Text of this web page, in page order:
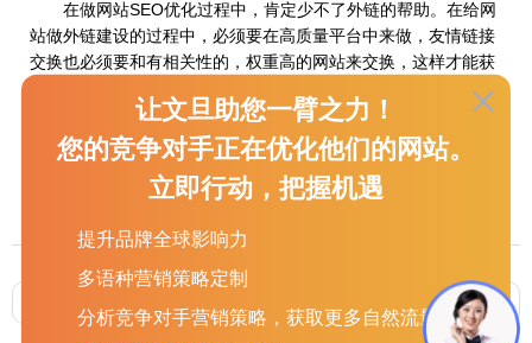
在做网站SEO优化过程中，肯定少不了外链的帮助。在给网
站做外链建设的过程中，必须要在高质量平台中来做，友情链接
交换也必须要和有相关性的，权重高的网站来交换，这样才能获
总之，想要做好网站SEO优化，就可以利用上述的方法来
做，这样才能让网站在搜索引擎中获得一个良好排名，从而能够
让网站推广获得更好的宣传效果。
百度关键词优化和百度推广的区别（百度推广和优化哪个好）
让文旦助您一臂之力！
您的竞争对手正在优化他们的网站。
立即行动，把握机遇
提升品牌全球影响力
多语种营销策略定制
分析竞争对手营销策略，获取更多自然流量